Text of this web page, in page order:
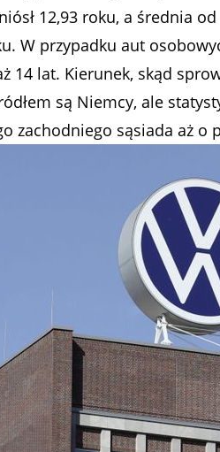
12,93 roku, a średnia
W przypadku aut
14 lat. Kierunek, skąd
są Niemcy, ale
zachodniego sąsiada aż o